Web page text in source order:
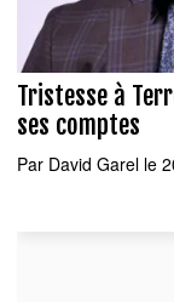
Tristesse à
ses comptes
Par David Garel le